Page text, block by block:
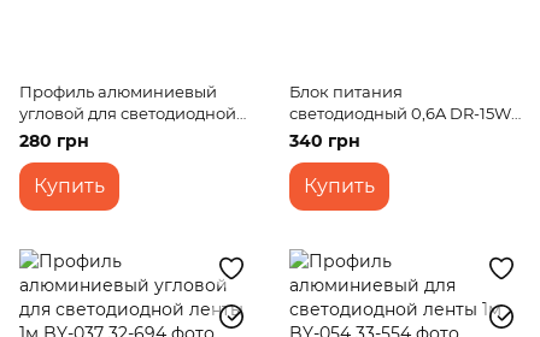
Профиль алюминиевый
угловой для светодиодной
ленты 2м BY-037
280 грн
Купить
Блок питания
светодиодный 0,6A DR-15W
IP67 AC 170-264V DC 24V
340 грн
Купить